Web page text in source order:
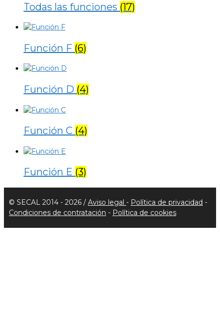
Todas las funciones (17)
Función F (6)
Función D (4)
Función C (4)
Función E (3)
© SECAL 2014 - 2026 / Aviso legal - Política de privacidad -
Condiciones de contratación - Política de cookies